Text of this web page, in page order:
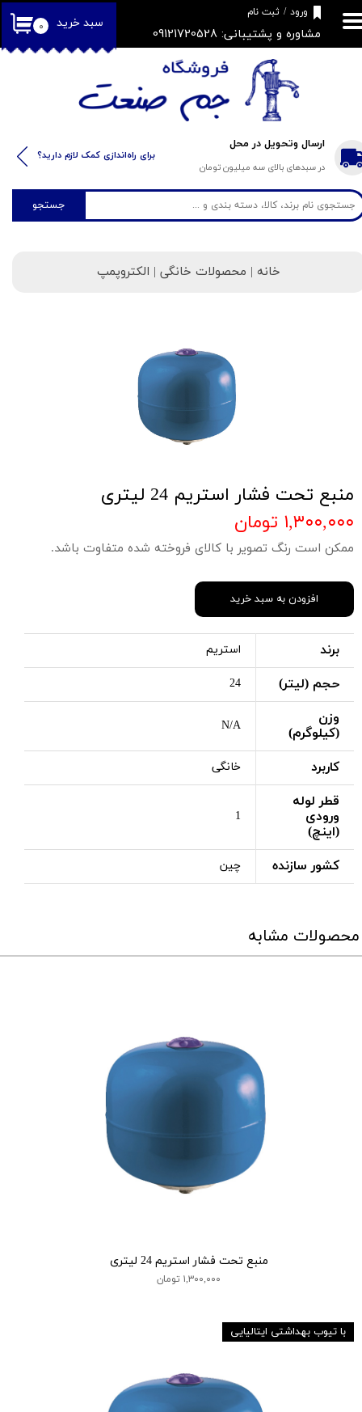
جستجو
ارسال وتحویل در محل
در سبدهای بالای سه میلیون تومان
مشاوره و پشتیبانی: 09121720528 ۰ سبد خرید
ورود / ثبت نام
حساب کاربری من
تغییر گذر واژه
خروج از حساب کاربری
​​برای راه‌اندازی کمک لازم دارید؟
خانه| محصولات خانگی | الکتروپمپ
منبع تحت فشار استریم 24 لیتری
۱,۳۰۰,۰۰۰ تومان
ممکن است رنگ تصویر با کالای فروخته شده متفاوت باشد.
افزودن به سبد خرید
برند استریم
حجم (لیتر) 24
وزن
(کیلوگرم)
N/A
کاربرد خانگی
قطر لوله
ورودی
(اینچ)
1
کشور سازنده چین
محصولات مشابه
منبع تحت فشار استریم 24 لیتری
۱,۳۰۰,۰۰۰ تومان
با تیوب بهداشتی ایتالیایی